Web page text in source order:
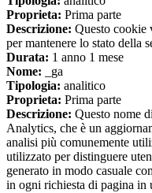
Proprieta: Prima parte
Descrizione: Questo cookie
per mantenere lo stato della
Durata: 1 anno 1 mese
Nome: _ga
Tipologia: analitico
Proprieta: Prima parte
Descrizione: Questo nome
Analytics, che è un
analisi più comunemente
utilizzato per distinguere
generato in modo casuale
in ogni richiesta di pagina in